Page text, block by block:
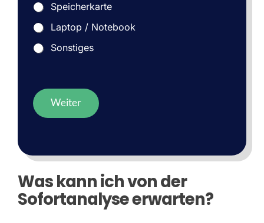
Speicherkarte
Laptop / Notebook
Sonstiges
Weiter
Was kann ich von der
Sofortanalyse erwarten?